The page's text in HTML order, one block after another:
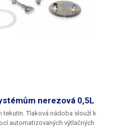
nerezová 0,5L
tekutin. Tlaková nádoba slouží k
automatizovaných výtlačných